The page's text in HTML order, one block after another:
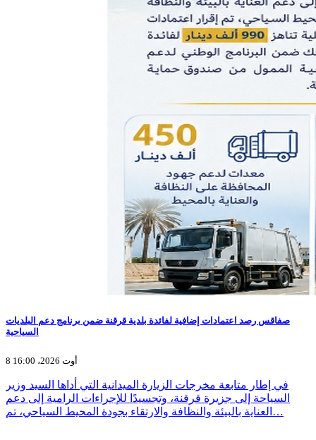
صفاقس رصد اعتمادات إضافية لفائدة بلدية قرقنة ضمن برنامج دعم البلديات
السياحية
8 أوت 2026، 16:00
في إطار متابعة مخرجات الزيارة الميدانية التي أداها السيد وزير
السياحة إلى جزيرة قرقنة، وتجسيدًا للإجراءات الرامية إلى دعم
العناية بالبيئة والنظافة والارتقاء بجودة المحيط السياحي، تم…